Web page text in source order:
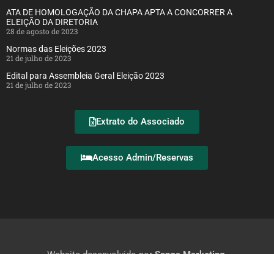
ATA DE HOMOLOGAÇÃO DA CHAPA APTA A CONCORRER A
ELEIÇÃO DA DIRETORIA
28 de agosto de 2023
Normas das Eleições 2023
21 de julho de 2023
Edital para Assembleia Geral Eleição 2023
21 de julho de 2023
Extrato do Associado
Acesso Admin/Reservas